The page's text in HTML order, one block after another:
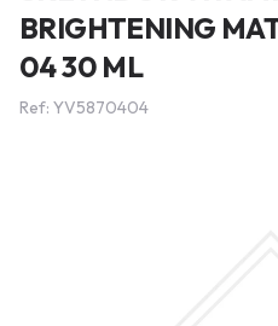
BRIGHTENING
04 30 ML
Ref: YV5870404